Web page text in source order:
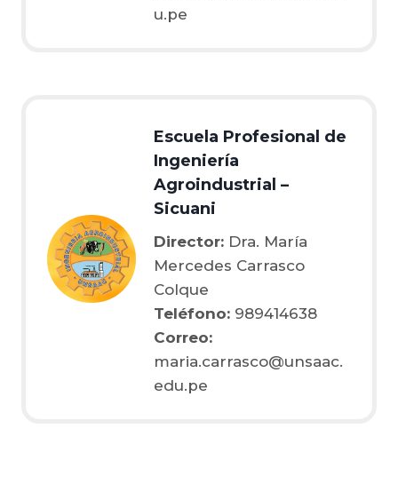
u.pe
Escuela Profesional de
Ingeniería
Agroindustrial –
Sicuani
Director: Dra. María
Mercedes Carrasco
Colque
Teléfono: 989414638
Correo:
maria.carrasco@unsaac.
edu.pe